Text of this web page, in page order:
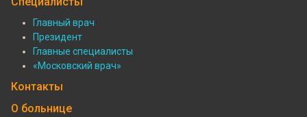
Филиалы
Подвал:
Специалисты
Главный врач
Президент
Главные специалисты
«Московский врач»
Контакты
О больнице